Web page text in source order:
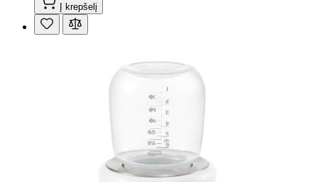
Į krepšelį